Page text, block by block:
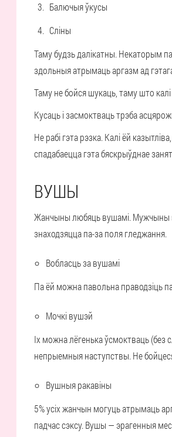
Балючыя ўкусы
Сліны
Таму будзь далікатны. Некаторым
здольныя атрымаць аргазм ад
Таму не бойся шукаць, таму што
Кусаць і засмоктваць трэба
Не рабі гэта рэзка. Калі ёй
спадабаецца гэта бяскрыўднае
ВУШЫ
Жанчыны любяць вушамі. Мужчыны
знаходзяцца па-за поля гледжання.
Вобласць за вушамі
Па ёй можна павольна праводзіць
Мочкі вушэй
Іх можна лёгенька ўсмоктваць (без
непрыемныя наступствы. Не
Вушныя ракавіны
5% усіх жанчын могуць атрымаць
падчас сэксу. Вушы — эрагенныя